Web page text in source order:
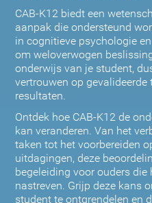
CAB-K12 biedt een
aanpak die ondersteund
in cognitieve psychologie
om weloverwogen
onderwijs van je student,
vertrouwen op gevalideerde
resultaten.
Ontdek hoe CAB-K12 de
kan veranderen. Van het
taken tot het voorbereiden
uitdagingen, deze
begeleiding voor ouders
nastreven. Grijp deze kans
student te ontgrendelen en